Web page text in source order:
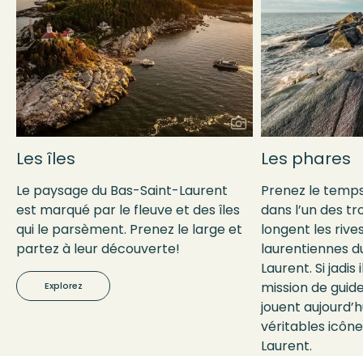
Les îles
Le paysage du Bas-Saint-Laurent
est marqué par le fleuve et des îles
qui le parsèment. Prenez le large et
partez à leur découverte!
Explorez
Les phares
Prenez le
dans l’un des
longent les
laurentiennes
Laurent. Si
mission de
jouent
véritables
Laurent.